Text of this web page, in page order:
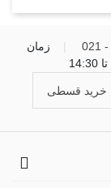
زمان
خرید قسطی